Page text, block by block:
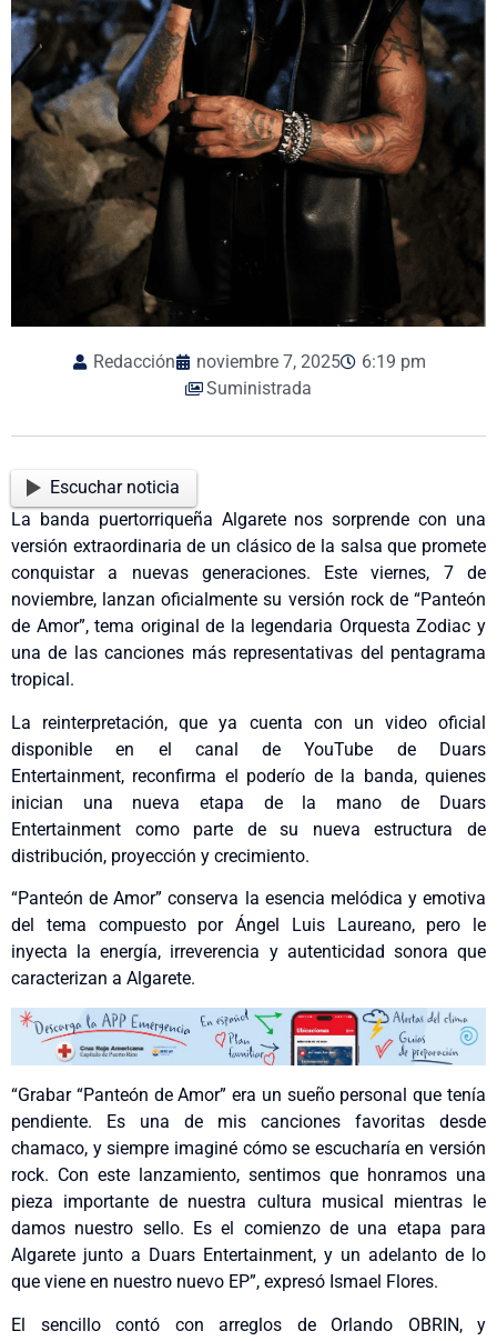
Redacción noviembre 7, 2025
6:19 pm
Suministrada
Escuchar noticia
La banda puertorriqueña Algarete nos sorprende con una
versión extraordinaria de un clásico de la salsa que promete
conquistar a nuevas generaciones. Este viernes, 7 de
noviembre, lanzan oficialmente su versión rock de “Panteón
de Amor”, tema original de la legendaria Orquesta Zodiac y
una de las canciones más representativas del pentagrama
tropical.
La reinterpretación, que ya cuenta con un video oficial
disponible en el canal de YouTube de Duars
Entertainment, reconfirma el poderío de la banda, quienes
inician una nueva etapa de la mano de Duars
Entertainment como parte de su nueva estructura de
distribución, proyección y crecimiento.
“Panteón de Amor” conserva la esencia melódica y emotiva
del tema compuesto por Ángel Luis Laureano, pero le
inyecta la energía, irreverencia y autenticidad sonora que
caracterizan a Algarete.
“Grabar “Panteón de Amor” era un sueño personal que tenía
pendiente. Es una de mis canciones favoritas desde
chamaco, y siempre imaginé cómo se escucharía en versión
rock. Con este lanzamiento, sentimos que honramos una
pieza importante de nuestra cultura musical mientras le
damos nuestro sello. Es el comienzo de una etapa para
Algarete junto a Duars Entertainment, y un adelanto de lo
que viene en nuestro nuevo EP”, expresó Ismael Flores.
El sencillo contó con arreglos de Orlando OBRIN, y